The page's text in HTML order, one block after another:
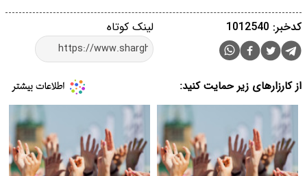
لینک کوتاه کدخبر: 1012540
از کارزارهای زیر حمایت کنید: